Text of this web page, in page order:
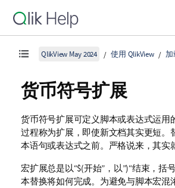
QlikView May 2024 使用 QlikView
货币符号扩展
货币符号扩展可定义脚本或表达式运用
过程称为扩展，即使新文档其实更短。
本语句或表达式之前。严格说来，其实
宏扩展总是以“$(开始”，以”)“结束，括
本替换将如何完成。为避免与脚本宏混